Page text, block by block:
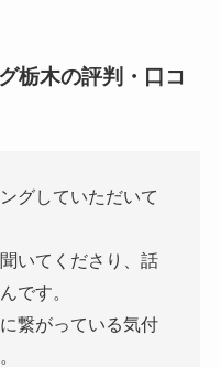
栃木の評判・口コ
グしていただいて
いてくださり、話
です。
繋がっている気付